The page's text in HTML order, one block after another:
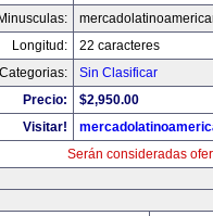
Minusculas:
Longitud:
22 caracteres
Categorias:
Sin Clasificar
Precio:
$2,950.00
Visitar!
Serán consideradas